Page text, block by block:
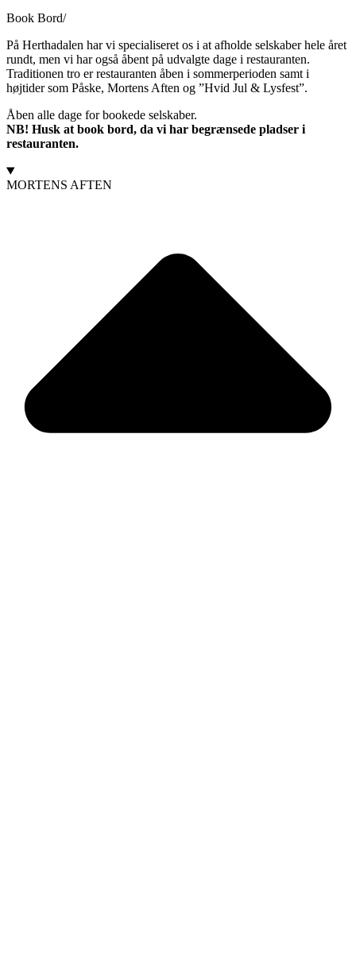
Book Bord/
På Herthadalen har vi specialiseret os i at afholde selskaber hele året
rundt, men vi har også åbent på udvalgte dage i restauranten.
Traditionen tro er restauranten åben i sommerperioden samt i
højtider som Påske, Mortens Aften og ”Hvid Jul & Lysfest”.
Åben alle dage for bookede selskaber.
NB! Husk at book bord, da vi har begrænsede pladser i
restauranten.
MORTENS AFTEN